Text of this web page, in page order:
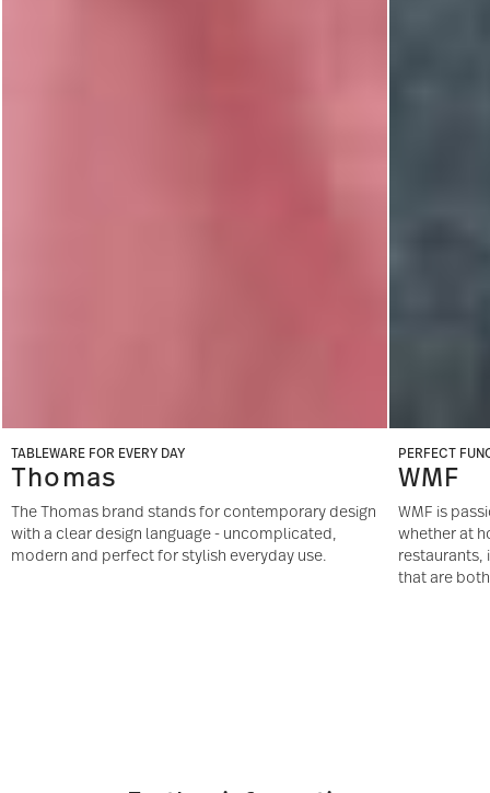
TABLEWARE FOR EVERY DAY
Thomas
The Thomas brand stands for contemporary design
with a clear design language - uncomplicated,
modern and perfect for stylish everyday use.
PERFECT
WMF
WMF is
whether at
restaurants,
that are